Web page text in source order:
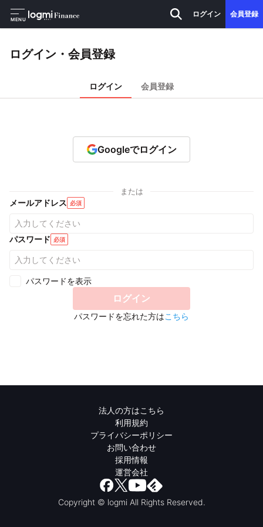
MENU
ログイン 会員登録
ログイン・会員登録
ログイン 会員登録
Googleでログイン
または
メールアドレス 必須
パスワード 必須
パスワードを表示
ログイン
パスワードを忘れた方はこちら
法人の方はこちら
利用規約
プライバシーポリシー
お問い合わせ
採用情報
運営会社
Copyright © logmi All Rights Reserved.